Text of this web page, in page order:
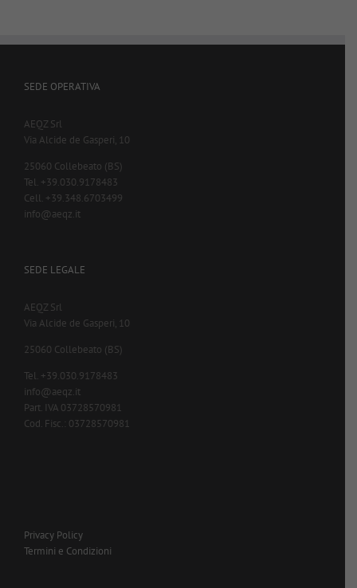
SEDE OPERATIVA
AEQZ Srl
Via Alcide de Gasperi, 10
25060 Collebeato (BS)
Tel. +39.030.9178483
Cell. +39.348.6703499
info@aeqz.it
SEDE LEGALE
AEQZ Srl
Via Alcide de Gasperi, 10
25060 Collebeato (BS)
Tel. +39.030.9178483
info@aeqz.it
Part. IVA 03728570981
Cod. Fisc.: 03728570981
Privacy Policy
Termini e Condizioni